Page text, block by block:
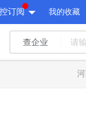
订阅 我的收藏
查企业